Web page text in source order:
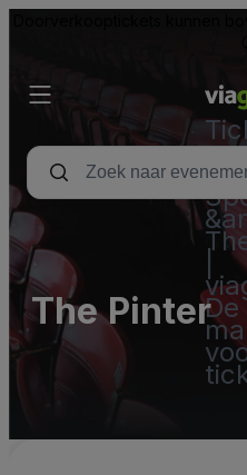
-
De
The Pinter